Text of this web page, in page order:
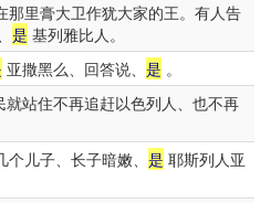
那里膏大卫作犹大家的王。有人告
是 基列雅比人。
亚撒黑么、回答说、 是 。
就站住不再追赶以色列人、也不再
儿子、长子暗嫩、 是 耶斯列人亚